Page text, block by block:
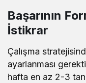
Başarının
İstikrar
Çalışma
ayarlanması
hafta en az 2-3